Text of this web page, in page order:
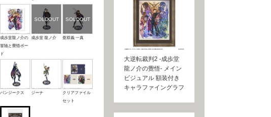
成歩堂龍ノ介の
冒險と覺悟ボー
ド
成歩堂 龍ノ介 亜双義 一真
バンジークス ジーナ
クリアファイル
セット
大逆転裁判2 -成歩堂
龍ノ介の覺悟- メイン
ビジュアル 額装付き
キャラファイングラフ